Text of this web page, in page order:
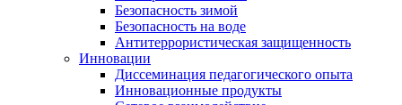
Безопасность зимой
Безопасность на воде
Антитеррористическая защищенность
Инновации
Диссеминация педагогического опыта
Инновационные продукты